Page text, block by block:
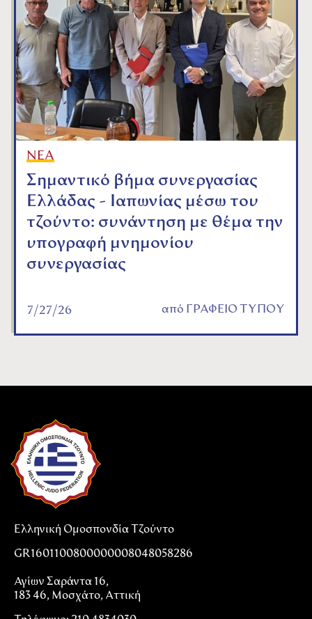
ΝΕΑ
Σημαντικό βήμα συνεργασίας
Ελλάδας - Ιαπωνίας μέσω του
τζούντο: συνάντηση με θέμα την
υπογραφή μνημονίου
συνεργασίας
7/27/26 από ΓΡΑΦΕΙΟ ΤΥΠΟΥ
Ελληνική Ομοσπονδία Τζούντο
GR1601100800000008048058286
Αγίων Σαράντα 16,
183 46, Μοσχάτο, Αττική